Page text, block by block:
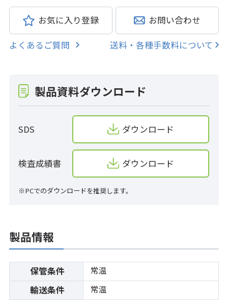
お気に入り登録 お問い合わせ
よくあるご質問 送料・各種手数料について
製品資料ダウンロード
SDS ダウンロード
検査成績書 ダウンロード
※PCでのダウンロードを推奨します。
製品情報
保管条件 常温
輸送条件 常温